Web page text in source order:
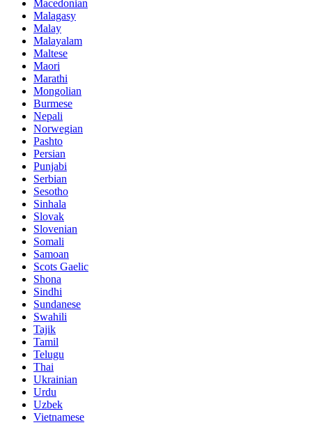
Macedonian
Malagasy
Malay
Malayalam
Maltese
Maori
Marathi
Mongolian
Burmese
Nepali
Norwegian
Pashto
Persian
Punjabi
Serbian
Sesotho
Sinhala
Slovak
Slovenian
Somali
Samoan
Scots Gaelic
Shona
Sindhi
Sundanese
Swahili
Tajik
Tamil
Telugu
Thai
Ukrainian
Urdu
Uzbek
Vietnamese